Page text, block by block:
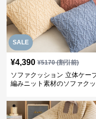
SALE
¥4,390 ¥5170(割引前)
ソファクッション 立体ケー
編みニット素材のソファク